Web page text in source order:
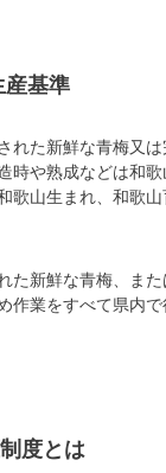
産基準
れた新鮮な青梅又
時や熟成などは和
歌山生まれ、和歌
た新鮮な青梅、ま
作業をすべて県内
度とは